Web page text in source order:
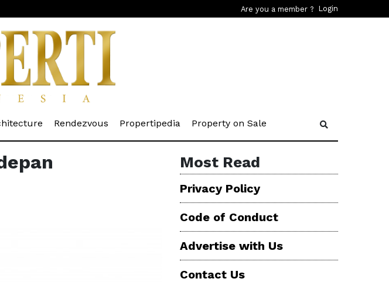
Are you a member ? Login
(current)
Rendezvous (current)
Propertipedia (current)
Property on Sale
Most Read
Privacy Policy
Code of Conduct
Advertise with Us
Contact Us